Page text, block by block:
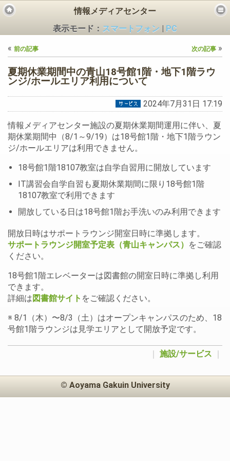
情報メディアセンター
表示モード： スマートフォン
PC
« 前の記事 次の記事 »
夏期休業期間中の青山18号館1階・地下1階ラウ
ンジ/ホールエリア利用について
2024年7月31日 17:19
情報メディアセンター施設の夏期休業期間運用に伴い、夏
期休業期間中（8/1～9/19）は18号館1階・地下1階ラウン
ジ/ホールエリアは利用できません。
18号館1階18107教室は自学自習用に開放しています
IT講習会自学自習も夏期休業期間に限り18号館1階
18107教室で利用できます
開放している日は18号館1階お手洗いのみ利用できます
開放日時はサポートラウンジ開室日時に準拠します。
サポートラウンジ開室予定表（青山キャンパス） をご確認
ください。
18号館1階エレベーターは図書館の開室日時に準拠し利用
できます。
詳細は 図書館サイト をご確認ください。
※ 8/1（木）〜8/3（土）はオープンキャンパスのため、18
号館1階ラウンジは見学エリアとして開放予定です。
施設/サービス
© Aoyama Gakuin University